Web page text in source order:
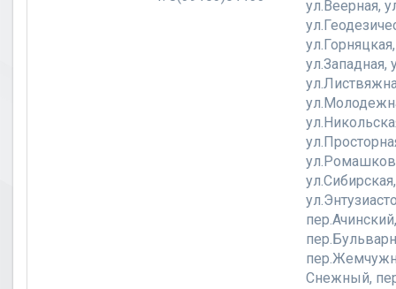
ул.Веерная,
ул.Западная,
Снежный,